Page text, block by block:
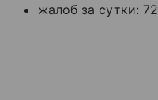
жалоб за сутки: 72